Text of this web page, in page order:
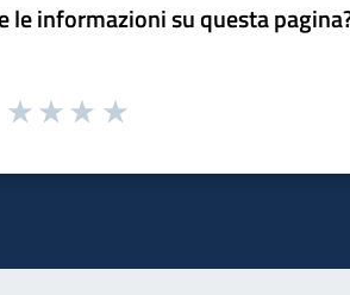
le informazioni su questa